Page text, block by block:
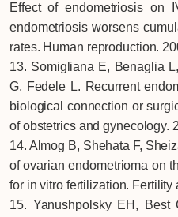
Effect of endometriosis on
endometriosis worsens
rates. Human reproduction.
13. Somigliana E, Benaglia
G, Fedele L. Recurrent
biological connection or
of obstetrics and gynecology.
14. Almog B, Shehata F,
of ovarian endometrioma on
for in vitro fertilization. Fertility
15. Yanushpolsky EH,